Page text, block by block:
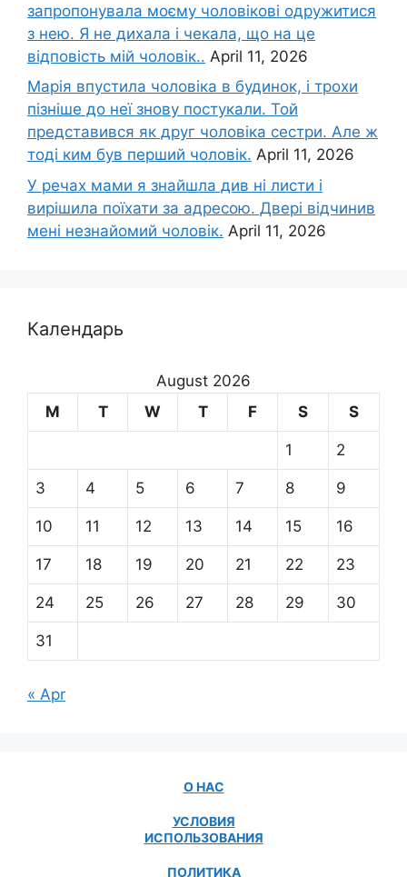
запропонувала моєму чоловікові одружитися
з нею. Я не дихала і чекала, що на це
відповість мій чоловік.. April 11, 2026
Марія впустила чоловіка в будинок, і трохи
пізніше до неї знову постукали. Той
представився як друг чоловіка сестри. Але ж
тоді ким був перший чоловік. April 11, 2026
У речах мами я знайшла див ні листи і
вирішила поїхати за адресою. Двері відчинив
мені незнайомий чоловік. April 11, 2026
Календарь
August 2026
M
T W T F S S
1 2
3 4 5 6 7 8 9
10 11 12 13 14 15 16
17 18 19 20 21 22 23
24 25 26 27 28 29 30
31
« Apr
О НАС
УСЛОВИЯ
ИСПОЛЬЗОВАНИЯ
ПОЛИТИКА